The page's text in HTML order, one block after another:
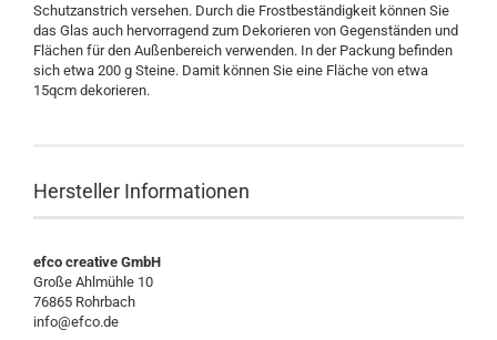
Schutzanstrich versehen. Durch die Frostbeständigkeit können Sie
das Glas auch hervorragend zum Dekorieren von Gegenständen und
Flächen für den Außenbereich verwenden. In der Packung befinden
sich etwa 200 g Steine. Damit können Sie eine Fläche von etwa
15qcm dekorieren.
Hersteller Informationen
efco creative GmbH
Große Ahlmühle 10
76865 Rohrbach
info@efco.de